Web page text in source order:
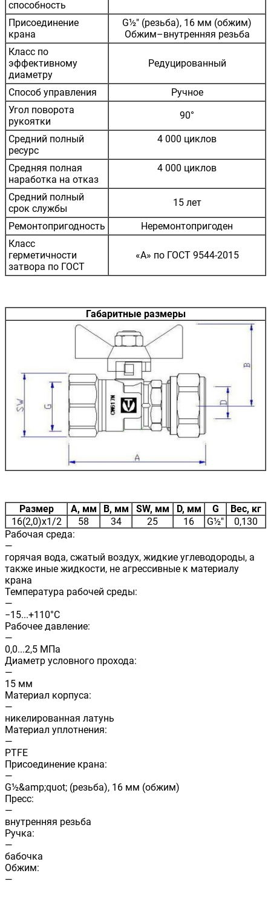
способность
Присоединение
крана
G½" (резьба), 16 мм (обжим)
Обжим–внутренняя резьба
Класс по
эффективному
диаметру
Редуцированный
Способ управления
Ручное
Угол поворота
рукоятки
90°
Средний полный
ресурс
4 000 циклов
Средняя полная
наработка на отказ
4 000 циклов
Средний полный
срок службы
15 лет
Ремонтопригодность
Неремонтопригоден
Класс
герметичности
затвора по ГОСТ
«А» по ГОСТ 9544-2015
Габаритные размеры
Размер A, мм B, мм SW, мм D, мм G
Вес, кг
16(2,0)х1/2
58 34 25 16 G½"
0,130
Рабочая среда:
—
горячая вода, сжатый воздух, жидкие углеводороды, а
также иные жидкости, не агрессивные к материалу
крана
Температура рабочей среды:
—
−15...+110°С
Рабочее давление:
—
0,0...2,5 МПа
Диаметр условного прохода:
—
15 мм
Материал корпуса:
—
никелированная латунь
Материал уплотнения:
—
PTFE
Присоединение крана:
—
G½&amp;quot; (резьба), 16 мм (обжим)
Пресс:
—
внутренняя резьба
Ручка:
—
бабочка
Обжим:
—